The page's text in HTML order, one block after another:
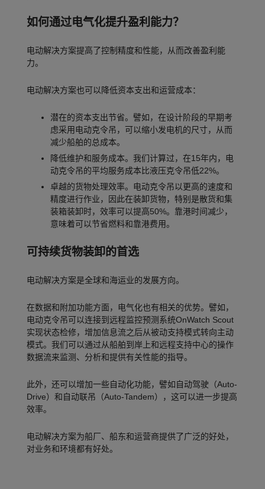
如何通过电气化提升盈利能力？
电动解决方案提高了控制精度和性能，从而改善盈利能
力。
电动解决方案也可以降低资本支出和运营成本：
潜在的资本支出节省。譬如，在设计阶段的早期考
虑采用电动克令吊，可以缩小发电机的尺寸，从而
减少船舶的总成本。
降低维护和服务成本。我们计算过，在15年内，电
动克令吊的平均服务成本比液压克令吊低22%。
卓越的货物处理效率。电动克令吊以更高的速度和
精度进行作业，因此在装卸货物，特别是散货和集
装箱装卸时，效率可以提高50%。靠港时间减少，
意味着可以节省燃料和靠港费用。
可持续货物装卸的首选
电动解决方案是全球和海运业的发展方向。
在数据和附加功能方面，电气化也有相关的优势。譬如，
电动克令吊可以连接到远程监控预测系统OnWatch Scout
实现状态检修，增加信息流之后从被动支持模式转向主动
模式。我们可以通过从船舶到岸上和远程支持中心的操作
数据流来监测、分析和提供有关性能的指导。
此外，还可以增加一些自动化功能，譬如自动驾驶（Auto-
Drive）和自动联吊（Auto-Tandem），这可以进一步提高
效率。
电动解决方案为船厂、船东和运营商提供了广泛的好处，
对业务和环境都有好处。